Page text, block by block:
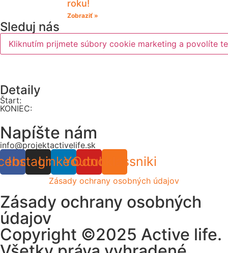
roku!
Zobraziť »
Sleduj nás
Kliknutím prijmete súbory cookie marketing a povolíte
Detaily
Štart:
KONIEC:
Napíšte nám
info@projektactivelife.sk
Instagram
Linkedin
Youtube
Odnoklassniki
Zásady ochrany osobných údajov
Zásady ochrany osobných
údajov
Copyright ©2025 Active life.